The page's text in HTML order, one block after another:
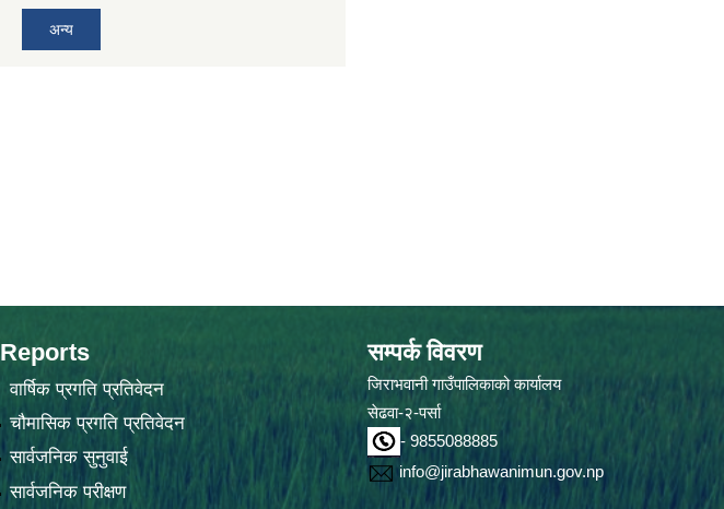
अन्य
Reports
वार्षिक प्रगति प्रतिवेदन
चौमासिक प्रगति प्रतिवेदन
सार्वजनिक सुनुवाई
सार्वजनिक परीक्षण
सम्पर्क विवरण
जिराभवानी गाउँपालिकाको कार्यालय
सेढवा-२-पर्सा
- 9855088885
info@jirabhawanimun.gov.np